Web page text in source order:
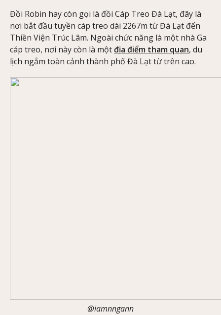
Đồi Robin hay còn gọi là đồi Cáp Treo Đà Lạt, đây là
nơi bắt đầu tuyền cáp treo dài 2267m từ Đà Lạt đến
Thiền Viện Trúc Lâm. Ngoài chức năng là một nhà Ga
cáp treo, nơi này còn là mộtđịa điểm tham quan, du
lịch ngắm toàn cảnh thành phố Đà Lạt từ trên cao.
@iamnngann